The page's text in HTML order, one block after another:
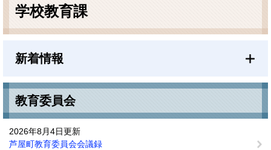
本
学校教育課
新着情報
教育委員会
2026年8月4日更新
芦屋町教育委員会会議録